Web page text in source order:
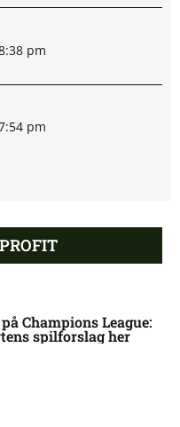
pm
pm
pm
pm
Champions League:
spilforslag her